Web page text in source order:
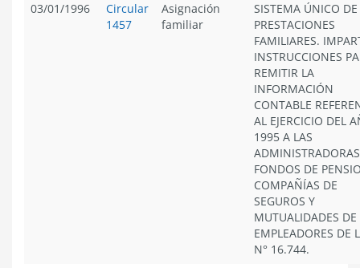
03/01/1996
Circular
1457
Asignación
familiar
SISTEMA ÚNICO DE
PRESTACIONES
FAMILIARES.
INSTRUCCIONES
REMITIR LA
INFORMACIÓN
CONTABLE
AL EJERCICIO DEL
1995 A LAS
FONDOS DE
COMPAÑÍAS DE
SEGUROS Y
MUTUALIDADES DE
EMPLEADORES DE
N° 16.744.